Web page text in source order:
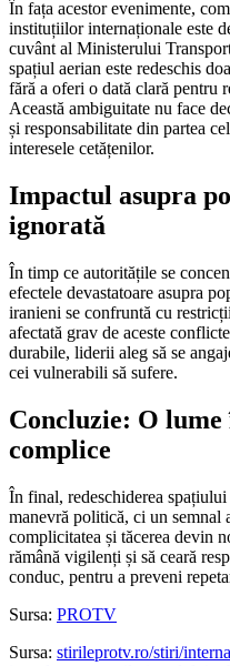
În fața acestor evenimente,
instituțiilor internaționale este
cuvânt al Ministerului
spațiul aerian este redeschis
fără a oferi o dată clară pentru
Această ambiguitate nu face
și responsabilitate din partea
interesele cetățenilor.
Impactul asupra
ignorată
În timp ce autoritățile se
efectele devastatoare asupra
iranieni se confruntă cu
afectată grav de aceste
durabile, liderii aleg să se
cei vulnerabili să sufere.
Concluzie: O lume
complice
În final, redeschiderea
manevră politică, ci un semnal
complicitatea și tăcerea devin
rămână vigilenți și să ceară
conduc, pentru a preveni
Sursa: PROTV
Sursa: stirileprotv.ro/stiri/